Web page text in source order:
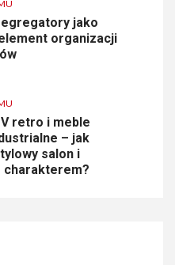
jako
organizacji
retro i meble
– jak
salon i
charakterem?